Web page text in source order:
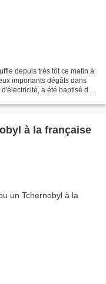
depuis très tôt ce matin à
importants dégâts dans
a été baptisé du
à la française